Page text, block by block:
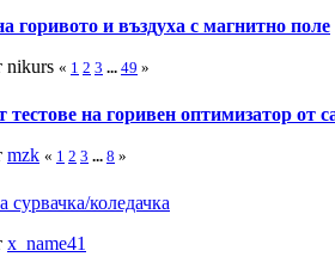
горивото и въздуха с магнитно поле
nikurs « 1 2 3 ... 49 »
тестове на горивен оптимизатор от
mzk « 1 2 3 ... 8 »
сурвачка/коледачка
x_name41